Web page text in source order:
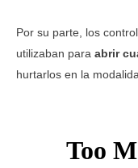
Por su parte, los
utilizaban para abrir
hurtarlos en la